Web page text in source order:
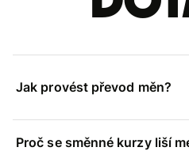
Jak provést převod měn?
Proč se směnné kurzy liší